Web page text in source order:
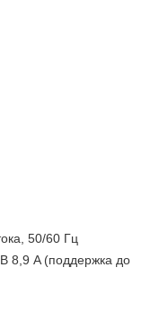
50/60 Гц
8,9 A (поддержка до